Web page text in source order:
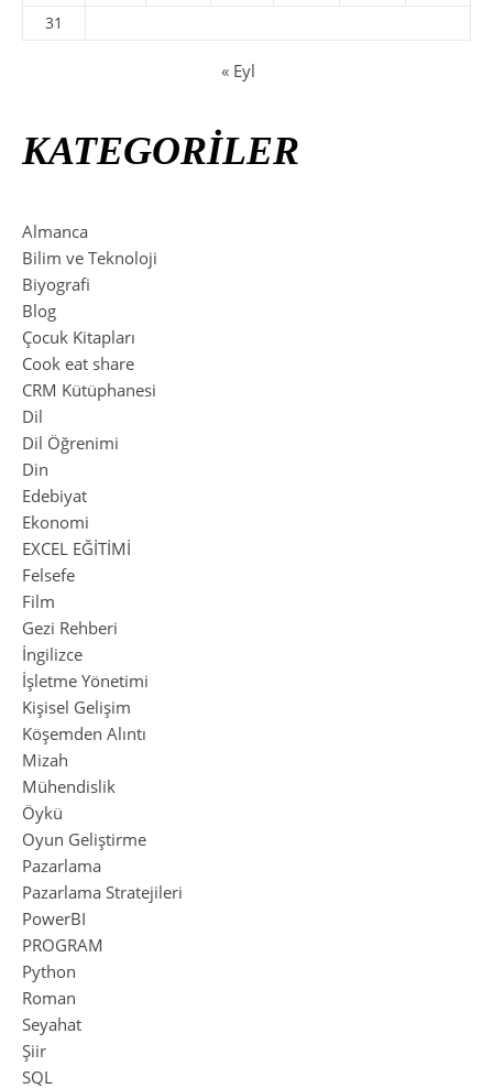
31
« Eyl
KATEGORİLER
Almanca
Bilim ve Teknoloji
Biyografi
Blog
Çocuk Kitapları
Cook eat share
CRM Kütüphanesi
Dil
Dil Öğrenimi
Din
Edebiyat
Ekonomi
EXCEL EĞİTİMİ
Felsefe
Film
Gezi Rehberi
İngilizce
İşletme Yönetimi
Kişisel Gelişim
Köşemden Alıntı
Mizah
Mühendislik
Öykü
Oyun Geliştirme
Pazarlama
Pazarlama Stratejileri
PowerBI
PROGRAM
Python
Roman
Seyahat
Şiir
SQL